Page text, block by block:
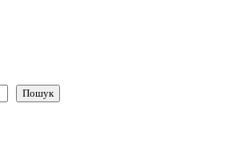
Пошук